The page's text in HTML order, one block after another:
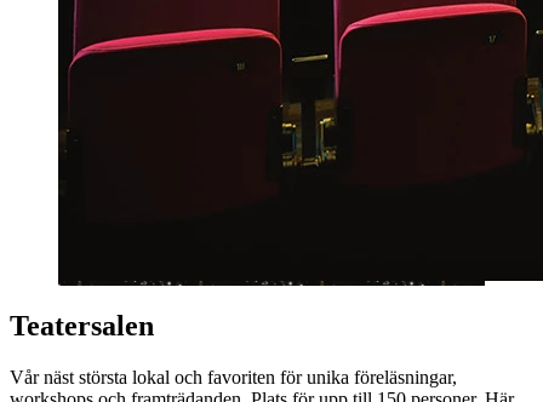
Teatersalen
Vår näst största lokal och favoriten för unika föreläsningar,